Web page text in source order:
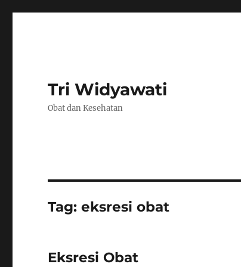
Tri Widyawati
Obat dan Kesehatan
Tag:eksresi obat
Eksresi Obat